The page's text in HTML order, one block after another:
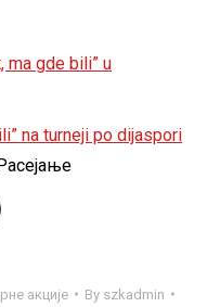
ma gde bili” u
na turneji po dijaspori
акције By szkadmin